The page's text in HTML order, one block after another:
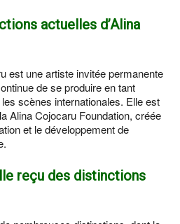
actuelles d’Alina
est une artiste invitée permanente
de se produire en tant
scènes internationales. Elle est
Alina Cojocaru Foundation, créée
et le développement de
reçu des distinctions